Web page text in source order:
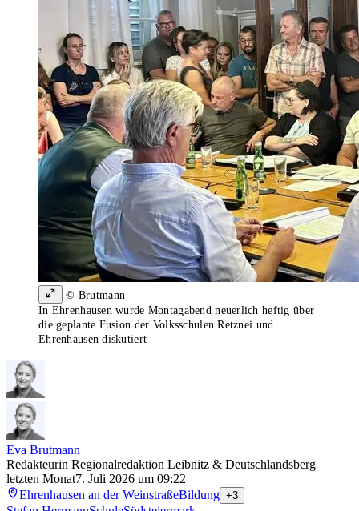
© Brutmann
In Ehrenhausen wurde Montagabend neuerlich heftig über
die geplante Fusion der Volksschulen Retznei und
Ehrenhausen diskutiert
Eva Brutmann
Redakteurin Regionalredaktion Leibnitz & Deutschlandsberg
letzten Monat7. Juli 2026 um 09:22
Ehrenhausen an der WeinstraßeBildung +3